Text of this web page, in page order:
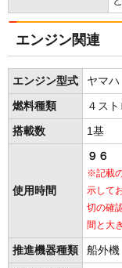
エンジン関連
エンジン型式 ヤマ
燃料種類 ４ス
搭載数 1基
使用時間
９６
※記載
示して
切の確
間と大
推進機器種類 船外機